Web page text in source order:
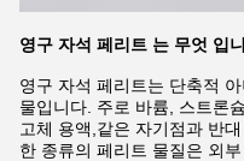
영구 자석 페리트 는 무엇 입
영구 자석 페리트는 단축적
물입니다. 주로 바륨, 스트론
고체 용액,같은 자기점과 반
한 종류의 페리트 물질은 외